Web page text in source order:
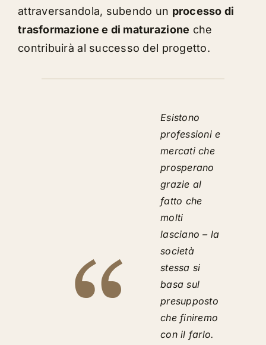
attraversandola, subendo un processo di
trasformazione e di maturazione che
contribuirà al successo del progetto.
Esistono
professioni e
mercati che
prosperano
grazie al
fatto che
molti
lasciano – la
società
stessa si
basa sul
presupposto
che finiremo
con il farlo.